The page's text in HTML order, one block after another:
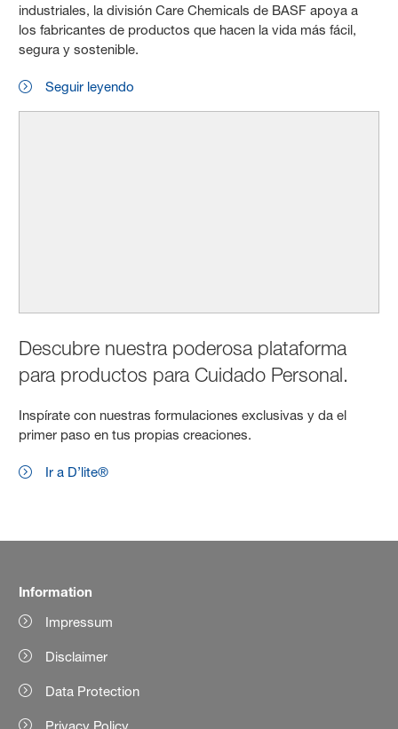
industriales, la división Care Chemicals de BASF apoya a
los fabricantes de productos que hacen la vida más fácil,
segura y sostenible.
Seguir leyendo
Descubre nuestra poderosa plataforma
para productos para Cuidado Personal.
Inspírate con nuestras formulaciones exclusivas y da el
primer paso en tus propias creaciones.
Ir a D’lite®
Information
Impressum
Disclaimer
Data Protection
Privacy Policy